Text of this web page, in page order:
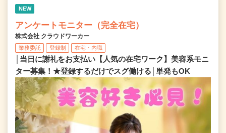
NEW
アンケートモニター（完全在宅）
株式会社 クラウドワーカー
業務委託 登録制 在宅・内職
│当日に謝礼をお支払い【人気の在宅ワーク】美容系モニ
ター募集！★登録するだけでスグ働ける│単発もOK